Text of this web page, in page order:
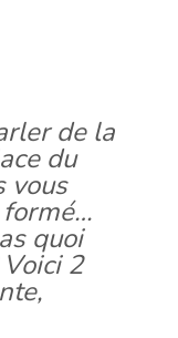
de la
du
vous
quoi
2